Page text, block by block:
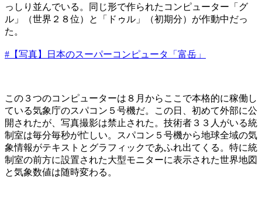
っしり並んでいる。同じ形で作られたコンピューター「グ
ル」（世界２８位）と「ドゥル」（初期分）が作動中だっ
た。
#【写真】日本のスーパーコンピュータ「富岳」
この３つのコンピューターは８月からここで本格的に稼働し
ている気象庁のスパコン５号機だ。この日、初めて外部に公
開されたが、写真撮影は禁止された。技術者３３人がいる統
制室は毎分毎秒が忙しい。スパコン５号機から地球全域の気
象情報がテキストとグラフィックであふれ出てくる。特に統
制室の前方に設置された大型モニターに表示された世界地図
と気象数値は随時変わる。